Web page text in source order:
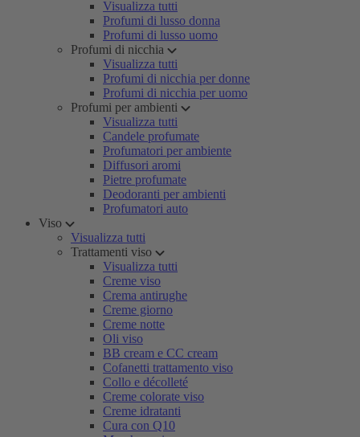
Visualizza tutti
Profumi di lusso donna
Profumi di lusso uomo
Profumi di nicchia
Visualizza tutti
Profumi di nicchia per donne
Profumi di nicchia per uomo
Profumi per ambienti
Visualizza tutti
Candele profumate
Profumatori per ambiente
Diffusori aromi
Pietre profumate
Deodoranti per ambienti
Profumatori auto
Viso
Visualizza tutti
Trattamenti viso
Visualizza tutti
Creme viso
Crema antirughe
Creme giorno
Creme notte
Oli viso
BB cream e CC cream
Cofanetti trattamento viso
Collo e décolleté
Creme colorate viso
Creme idratanti
Cura con Q10